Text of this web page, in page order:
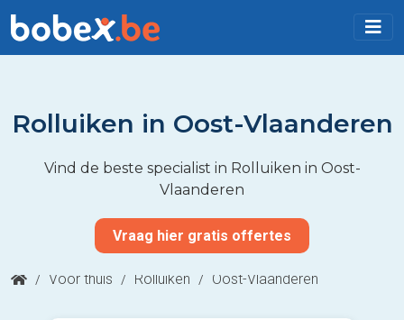
Rolluiken in Oost-Vlaanderen
Vind de beste specialist in Rolluiken in Oost-
Vlaanderen
Vraag hier gratis offertes
/ Voor thuis / Rolluiken / Oost-Vlaanderen